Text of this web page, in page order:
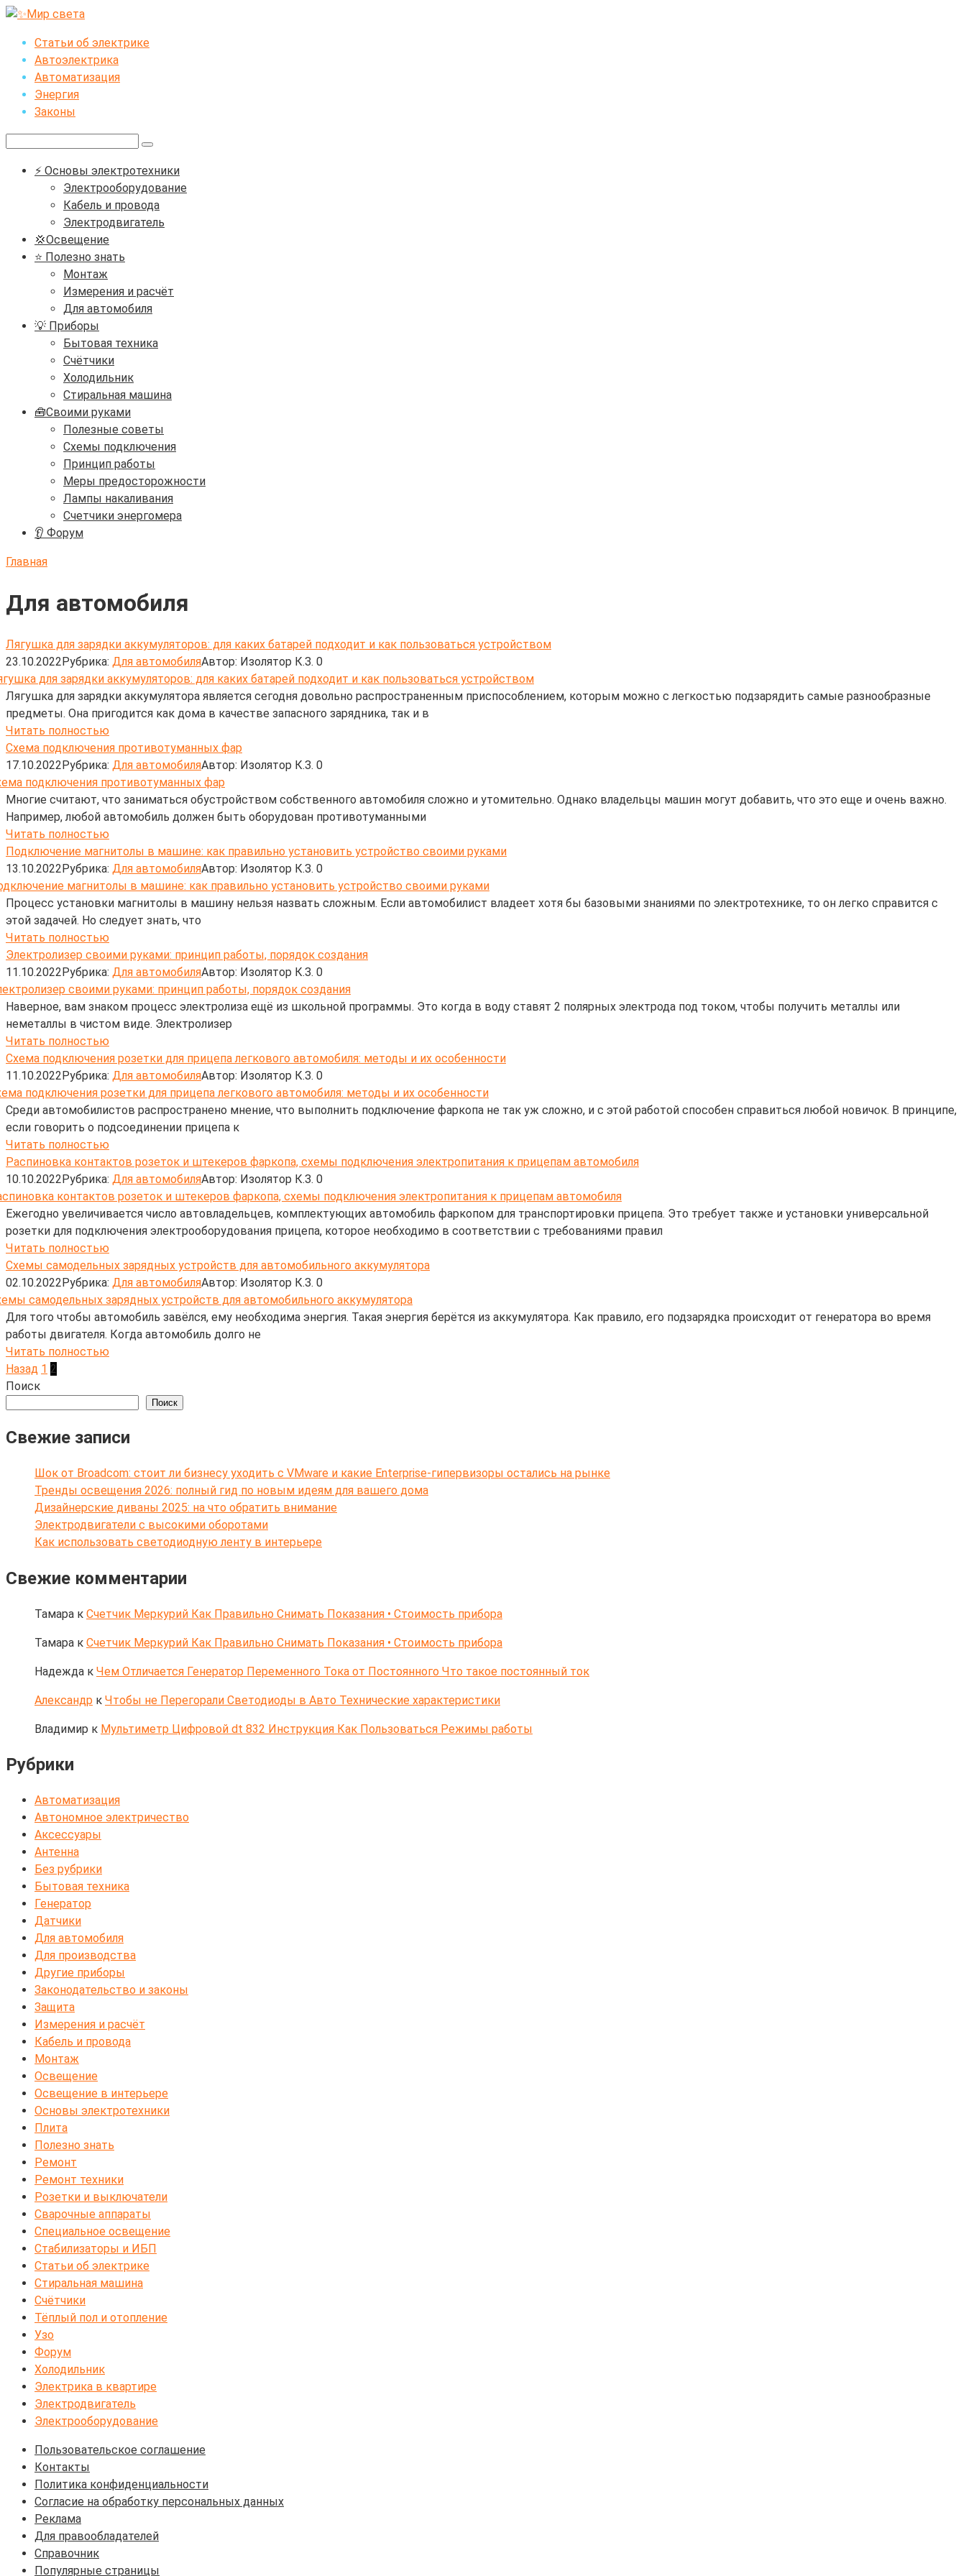
Перейти
контентуСтатьи об электрике
Автоэлектрика
Автоматизация
Энергия
Законы
⚡ Основы электротехники
Электрооборудование
Кабель и провода
Электродвигатель
💢Освещение
⭐ Полезно знать
Монтаж
Измерения и расчёт
Для автомобиля
💡 Приборы
Бытовая техника
Счётчики
Холодильник
Стиральная машина
🧰Своими руками
Полезные советы
Схемы подключения
Принцип работы
Меры предосторожности
Лампы накаливания
Счетчики энергомера
👂 Форум
Главная
Для автомобиля
Лягушка для зарядки аккумуляторов: для каких батарей подходит и как пользоваться устройством
23.10.2022Рубрика: Для автомобиляАвтор: Изолятор К.З. 0
Лягушка для зарядки аккумулятора является сегодня довольно распространенным приспособлением, которым можно с легкостью подзарядить самые разнообразные
предметы. Она пригодится как дома в качестве запасного зарядника, так и в
Читать полностью
Схема подключения противотуманных фар
17.10.2022Рубрика: Для автомобиляАвтор: Изолятор К.З. 0
Многие считают, что заниматься обустройством собственного автомобиля сложно и утомительно. Однако владельцы машин могут добавить, что это еще и очень важно.
Например, любой автомобиль должен быть оборудован противотуманными
Читать полностью
Подключение магнитолы в машине: как правильно установить устройство своими руками
13.10.2022Рубрика: Для автомобиляАвтор: Изолятор К.З. 0
Процесс установки магнитолы в машину нельзя назвать сложным. Если автомобилист владеет хотя бы базовыми знаниями по электротехнике, то он легко справится с
этой задачей. Но следует знать, что
Читать полностью
Электролизер своими руками: принцип работы, порядок создания
11.10.2022Рубрика: Для автомобиляАвтор: Изолятор К.З. 0
Наверное, вам знаком процесс электролиза ещё из школьной программы. Это когда в воду ставят 2 полярных электрода под током, чтобы получить металлы или
неметаллы в чистом виде. Электролизер
Читать полностью
Схема подключения розетки для прицепа легкового автомобиля: методы и их особенности
11.10.2022Рубрика: Для автомобиляАвтор: Изолятор К.З. 0
Среди автомобилистов распространено мнение, что выполнить подключение фаркопа не так уж сложно, и с этой работой способен справиться любой новичок. В принципе,
если говорить о подсоединении прицепа к
Читать полностью
Распиновка контактов розеток и штекеров фаркопа, схемы подключения электропитания к прицепам автомобиля
10.10.2022Рубрика: Для автомобиляАвтор: Изолятор К.З. 0
Ежегодно увеличивается число автовладельцев, комплектующих автомобиль фаркопом для транспортировки прицепа. Это требует также и установки универсальной
розетки для подключения электрооборудования прицепа, которое необходимо в соответствии с требованиями правил
Читать полностью
Схемы самодельных зарядных устройств для автомобильного аккумулятора
02.10.2022Рубрика: Для автомобиляАвтор: Изолятор К.З. 0
Для того чтобы автомобиль завёлся, ему необходима энергия. Такая энергия берётся из аккумулятора. Как правило, его подзарядка происходит от генератора во время
работы двигателя. Когда автомобиль долго не
Читать полностью
Пагинация
записей
Назад 1 2
Поиск
Поиск
Свежие записи
Шок от Broadcom: стоит ли бизнесу уходить с VMware и какие Enterprise-гипервизоры остались на рынке
Тренды освещения 2026: полный гид по новым идеям для вашего дома
Дизайнерские диваны 2025: на что обратить внимание
Электродвигатели с высокими оборотами
Как использовать светодиодную ленту в интерьере
Свежие комментарии
Тамара к Счетчик Меркурий Как Правильно Снимать Показания • Стоимость прибора
Тамара к Счетчик Меркурий Как Правильно Снимать Показания • Стоимость прибора
Надежда к Чем Отличается Генератор Переменного Тока от Постоянного Что такое постоянный ток
Александр к Чтобы не Перегорали Светодиоды в Авто Технические характеристики
Владимир к Мультиметр Цифровой dt 832 Инструкция Как Пользоваться Режимы работы
Рубрики
Автоматизация
Автономное электричество
Аксессуары
Антенна
Без рубрики
Бытовая техника
Генератор
Датчики
Для автомобиля
Для производства
Другие приборы
Законодательство и законы
Защита
Измерения и расчёт
Кабель и провода
Монтаж
Освещение
Освещение в интерьере
Основы электротехники
Плита
Полезно знать
Ремонт
Ремонт техники
Розетки и выключатели
Сварочные аппараты
Специальное освещение
Стабилизаторы и ИБП
Статьи об электрике
Стиральная машина
Счётчики
Тёплый пол и отопление
Узо
Форум
Холодильник
Электрика в квартире
Электродвигатель
Электрооборудование
Пользовательское соглашение
Контакты
Политика конфиденциальности
Согласие на обработку персональных данных
Реклама
Для правообладателей
Справочник
Популярные страницы